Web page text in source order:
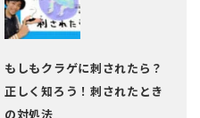
もしもクラゲに刺されたら？
正しく知ろう！刺されたとき
の対処法